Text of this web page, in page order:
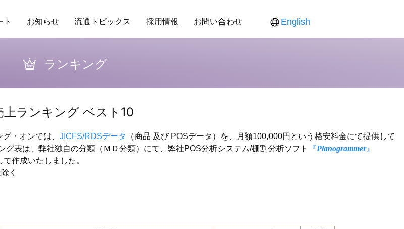
ト お知らせ 流通トピックス 採用情報 お問い合わせ English
ランキング
ランキング ベスト10
・オンでは、 JICFS/RDSデータ （商品 及び POSデータ）を、月額100,000円という格安料金にて提供して
グ表は、弊社独自の分類（ＭＤ分類）にて、弊社POS分析システム/棚割分析ソフト
『Planogrammer』
て作成いたしました。
く